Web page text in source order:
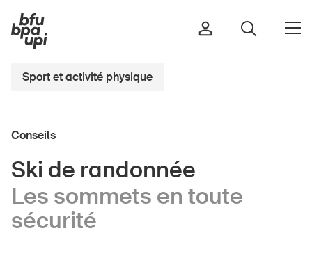
Sport et activité physique
Maison et jardin
Bâtiments et installations
Sport et activité physique
Conseils
Ski de randonnée
Les sommets en toute
sécurité